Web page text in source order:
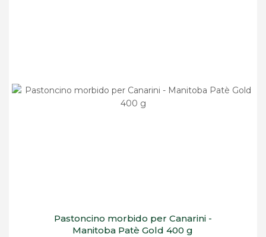
Pastoncino morbido per Canarini -
Manitoba Patè Gold 400 g